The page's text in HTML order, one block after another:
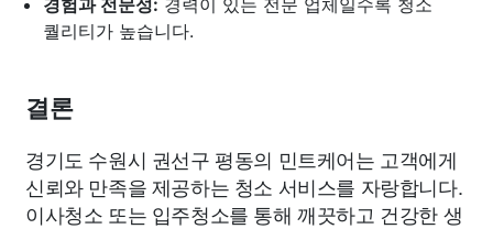
퀄리티가 높습니다.
결론
경기도 수원시 권선구 평동의 민트케어는 고객에게
신뢰와 만족을 제공하는 청소 서비스를 자랑합니다.
이사청소 또는 입주청소를 통해 깨끗하고 건강한 생